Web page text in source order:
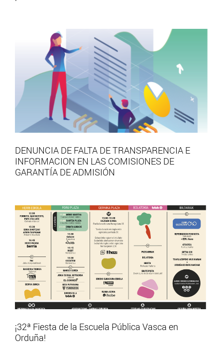
DENUNCIA DE FALTA DE TRANSPARENCIA E
INFORMACION EN LAS COMISIONES DE
GARANTÍA DE ADMISIÓN
¡32ª Fiesta de la Escuela Pública Vasca en
Orduña!